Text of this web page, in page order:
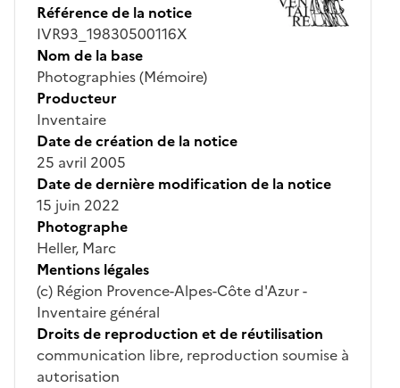
Référence de la notice
IVR93_19830500116X
Nom de la base
Photographies (Mémoire)
Producteur
Inventaire
Date de création de la notice
25 avril 2005
Date de dernière modification de la notice
15 juin 2022
Photographe
Heller, Marc
Mentions légales
(c) Région Provence-Alpes-Côte d'Azur -
Inventaire général
Droits de reproduction et de réutilisation
communication libre, reproduction soumise à
autorisation